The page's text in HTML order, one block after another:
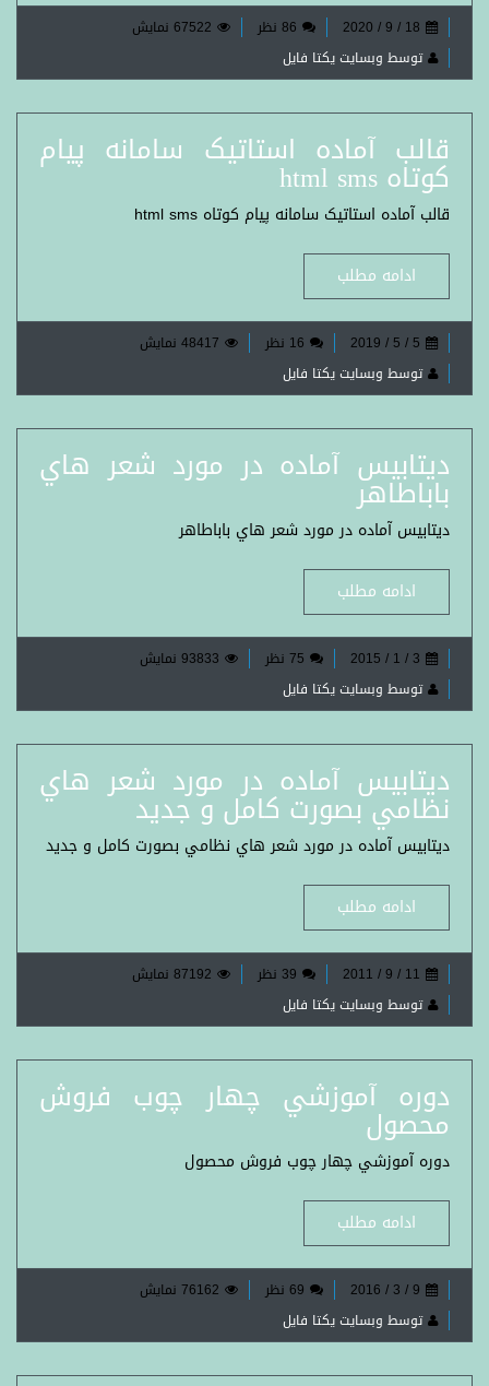
18 / 9 / 2020 86 نظر
67522 نمایش
توسط وبسایت یکتا فایل
قالب آماده استاتيک سامانه پيام
کوتاه html sms
قالب آماده استاتيک سامانه پيام کوتاه html sms
ادامه مطلب
5 / 5 / 2019 16 نظر
48417 نمایش
توسط وبسایت یکتا فایل
ديتابيس آماده در مورد شعر هاي
باباطاهر
ديتابيس آماده در مورد شعر هاي باباطاهر
ادامه مطلب
3 / 1 / 2015 75 نظر
93833 نمایش
توسط وبسایت یکتا فایل
ديتابيس آماده در مورد شعر هاي
نظامي بصورت کامل و جديد
ديتابيس آماده در مورد شعر هاي نظامي بصورت کامل و جديد
ادامه مطلب
11 / 9 / 2011 39 نظر
87192 نمایش
توسط وبسایت یکتا فایل
دوره آموزشي چهار چوب فروش
محصول
دوره آموزشي چهار چوب فروش محصول
ادامه مطلب
9 / 3 / 2016 69 نظر
76162 نمایش
توسط وبسایت یکتا فایل